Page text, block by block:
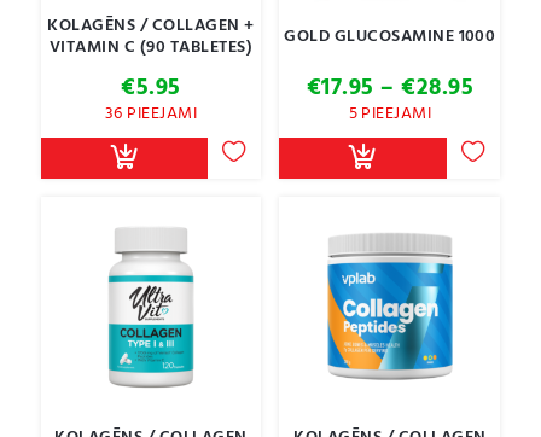
KOLAGĒNS / COLLAGEN +
VITAMIN C (90 TABLETES)
€5.95
36 PIEEJAMI
GOLD GLUCOSAMINE 1000
€17.95 – €28.95
€17.95
5 PIEEJAMI